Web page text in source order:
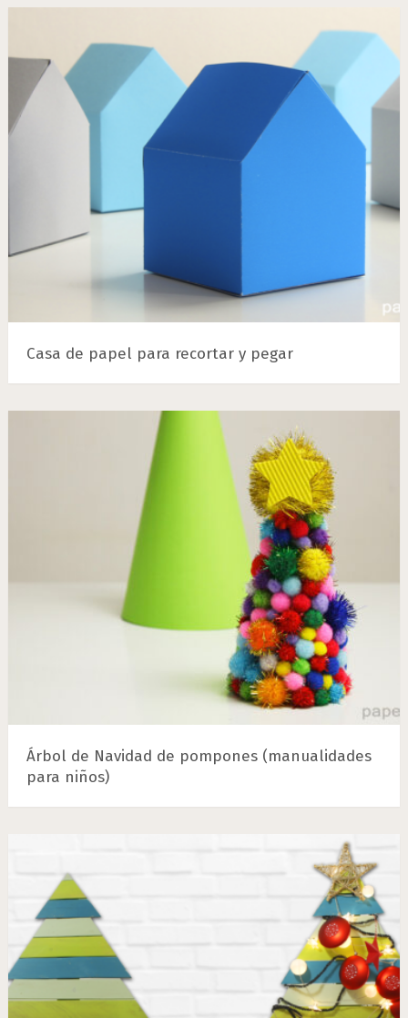
Casa de papel para recortar y pegar
Árbol de Navidad de pompones (manualidades
para niños)